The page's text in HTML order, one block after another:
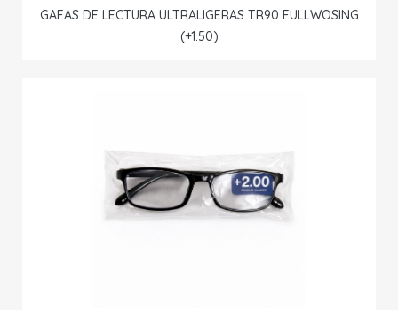
GAFAS DE LECTURA ULTRALIGERAS TR90 FULLWOSING
(+1.50)